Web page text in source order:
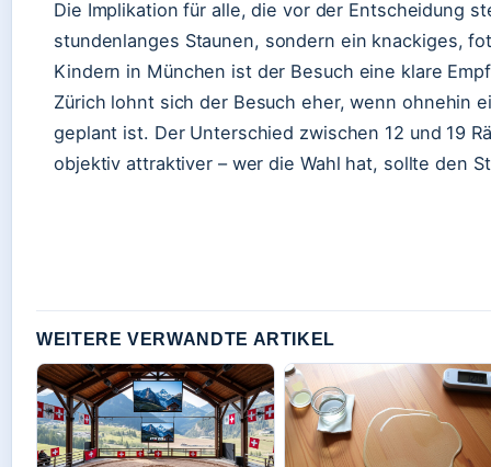
Die Implikation für alle, die vor der Entscheidung
stundenlanges Staunen, sondern ein knackiges,
Kindern in München ist der Besuch eine klare
Zürich lohnt sich der Besuch eher, wenn ohnehin
geplant ist. Der Unterschied zwischen 12 und 19
objektiv attraktiver – wer die Wahl hat, sollte den
WEITERE VERWANDTE ARTIKEL